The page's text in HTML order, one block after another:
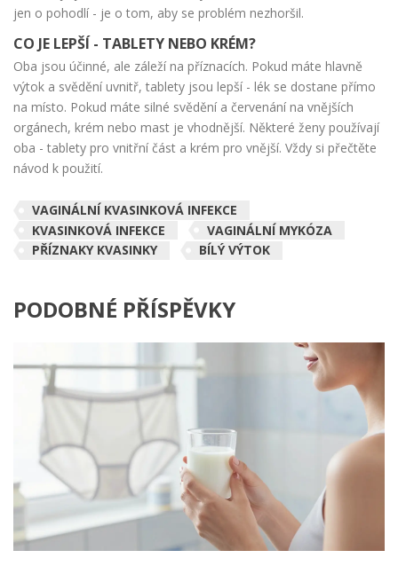
jen o pohodlí - je o tom, aby se problém nezhoršil.
CO JE LEPŠÍ - TABLETY NEBO KRÉM?
Oba jsou účinné, ale záleží na příznacích. Pokud máte hlavně
výtok a svědění uvnitř, tablety jsou lepší - lék se dostane přímo
na místo. Pokud máte silné svědění a červenání na vnějších
orgánech, krém nebo mast je vhodnější. Některé ženy používají
oba - tablety pro vnitřní část a krém pro vnější. Vždy si přečtěte
návod k použití.
VAGINÁLNÍ KVASINKOVÁ INFEKCE
KVASINKOVÁ INFEKCE
VAGINÁLNÍ MYKÓZA
PŘÍZNAKY KVASINKY
BÍLÝ VÝTOK
PODOBNÉ PŘÍSPĚVKY